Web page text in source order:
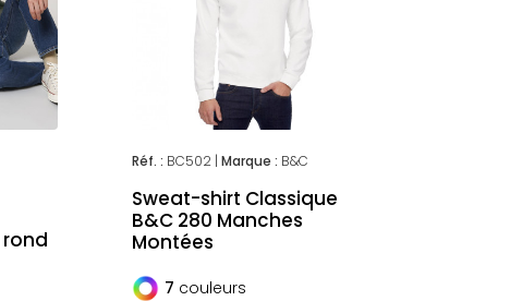
Réf. : BC502 | Marque : B&C
Sweat-shirt Classique
B&C 280 Manches
Montées
7 couleurs